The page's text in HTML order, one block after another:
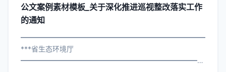
公文案例素材模板_关于深化推进巡视整改落实工作
的通知
***省生态环境厅